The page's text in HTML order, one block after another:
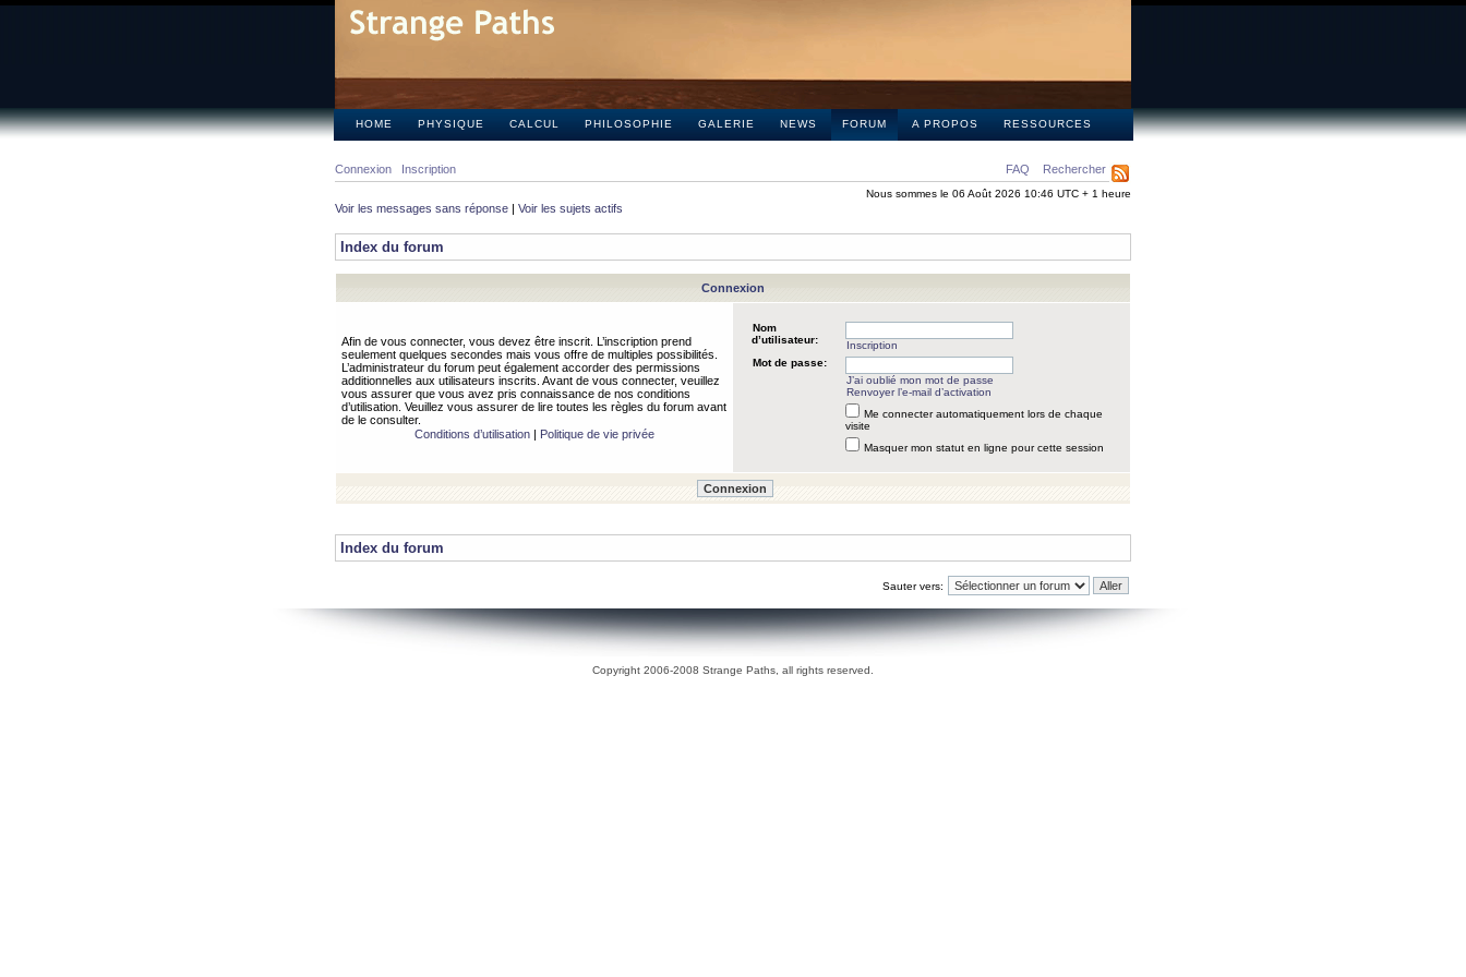
HOME PHYSIQUE CALCUL PHILOSOPHIE GALERIE NEWS FORUM A PROPOS RESSOURCES
FAQ Rechercher
Connexion Inscription
Nous sommes le 06 Août 2026 10:46 UTC + 1 heure
Voir les messages sans réponse | Voir les sujets actifs
Index du forum
Connexion
Afin de vous connecter, vous devez être inscrit. L’inscription prend
seulement quelques secondes mais vous offre de multiples possibilités.
L’administrateur du forum peut également accorder des permissions
additionnelles aux utilisateurs inscrits. Avant de vous connecter, veuillez
vous assurer que vous avez pris connaissance de nos conditions
d’utilisation. Veuillez vous assurer de lire toutes les règles du forum avant
de le consulter.
Conditions d’utilisation| Politique de vie privée
Nom
d’utilisateur:
Inscription
Mot de passe:
J’ai oublié mon mot de passe
Renvoyer l’e-mail d’activation
Me connecter automatiquement lors de chaque
visite
Masquer mon statut en ligne pour cette session
Index du forum
Sauter vers:
Copyright 2006-2008 Strange Paths, all rights reserved.